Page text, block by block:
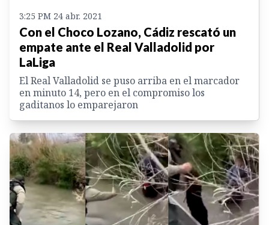
3:25 PM 24 abr. 2021
Con el Choco Lozano, Cádiz rescató un
empate ante el Real Valladolid por
LaLiga
El Real Valladolid se puso arriba en el marcador
en minuto 14, pero en el compromiso los
gaditanos lo emparejaron